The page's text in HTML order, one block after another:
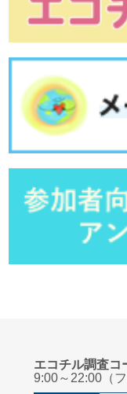
エコチル調査コ
9:00～22:00（